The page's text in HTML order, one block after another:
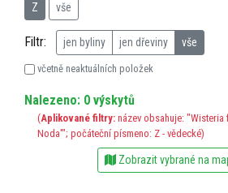
Z vše
Filtr: jen byliny jen dřeviny vše
včetně neaktuálních položek
Nalezeno: 0 výskytů
(Aplikované filtry: název obsahuje:
Noda'"; počáteční písmeno: Z - vědecké)
Zobrazit vybrané na